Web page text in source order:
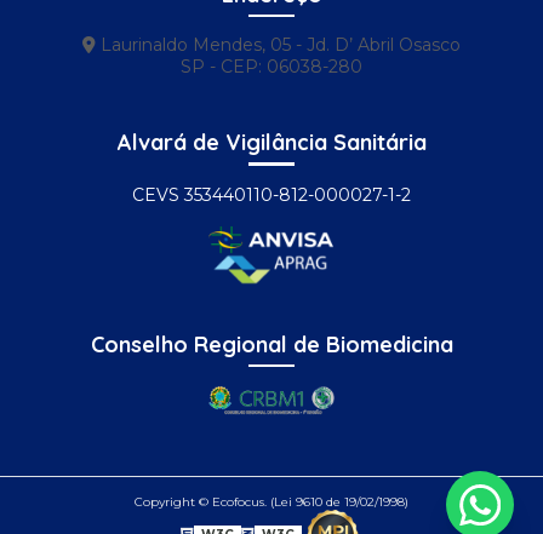
Laurinaldo Mendes, 05 - Jd. D’ Abril Osasco
SP - CEP: 06038-280
Alvará de Vigilância Sanitária
CEVS 353440110-812-000027-1-2
Conselho Regional de Biomedicina
Copyright © Ecofocus. (Lei 9610 de 19/02/1998)